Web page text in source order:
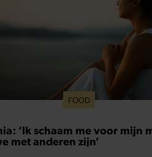
FOOD
‘Ik schaam me voor mijn
met anderen zijn’